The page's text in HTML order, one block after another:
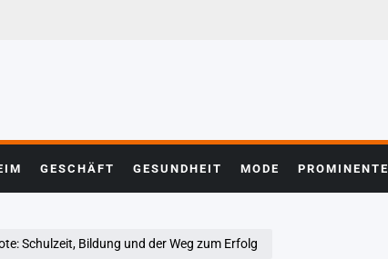
GESCHÄFT GESUNDHEIT MODE PROMINENTE
Schulzeit, Bildung und der Weg zum Erfolg